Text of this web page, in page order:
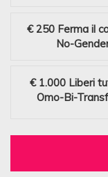
€ 250 Ferma il
No-
€ 1.000 Liberi
Omo-Bi-